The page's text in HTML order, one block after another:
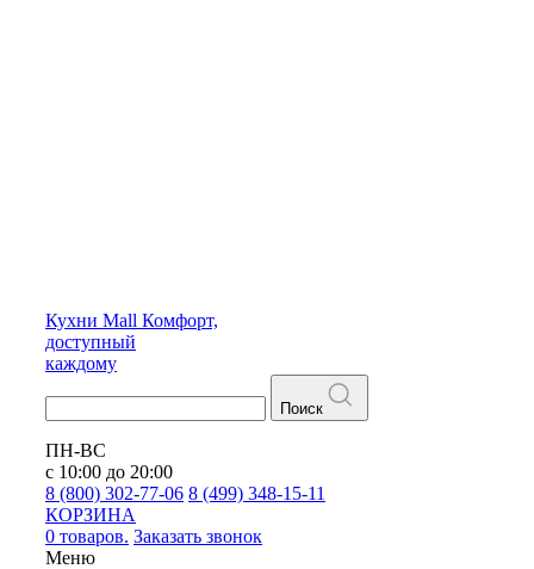
Кухни Mall Комфорт,
доступный
каждому
Поиск
ПН-ВС
с 10:00 до 20:00
8 (800) 302-77-06 8 (499) 348-15-11
КОРЗИНА
0 товаров. Заказать звонок
Меню